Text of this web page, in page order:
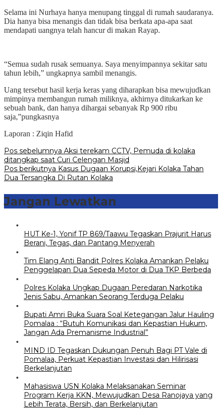
Selama ini Nurhaya hanya menupang tinggal di rumah saudaranya.
Dia hanya bisa menangis dan tidak bisa berkata apa-apa saat
mendapati uangnya telah hancur di makan Rayap.
“Semua sudah rusak semuanya. Saya menyimpannya sekitar satu
tahun lebih,” ungkapnya sambil menangis.
Uang tersebut hasil kerja keras yang diharapkan bisa mewujudkan
mimpinya membangun rumah miliknya, akhirnya ditukarkan ke
sebuah bank, dan hanya dihargai sebanyak Rp 900 ribu
saja,”pungkasnya
Laporan : Ziqin Hafid
Navigasi
pos
Pos sebelumnya Aksi terekam CCTV, Pemuda di kolaka
ditangkap saat Curi Celengan Masjid
Pos berikutnya Kasus Dugaan Korupsi,Kejari Kolaka Tahan
Dua Tersangka Di Rutan Kolaka
Jangan Lewatkan
HUT Ke-1, Yonif TP 869/Taawu Tegaskan Prajurit Harus
Berani, Tegas, dan Pantang Menyerah
Tim Elang Anti Bandit Polres Kolaka Amankan Pelaku
Penggelapan Dua Sepeda Motor di Dua TKP Berbeda
Polres Kolaka Ungkap Dugaan Peredaran Narkotika
Jenis Sabu, Amankan Seorang Terduga Pelaku
Bupati Amri Buka Suara Soal Ketegangan Jalur Hauling
Pomalaa : “Butuh Komunikasi dan Kepastian Hukum,
Jangan Ada Premanisme Industrial”
MIND ID Tegaskan Dukungan Penuh Bagi PT Vale di
Pomalaa, Perkuat Kepastian Investasi dan Hilirisasi
Berkelanjutan
Mahasiswa USN Kolaka Melaksanakan Seminar
Program Kerja KKN, Mewujudkan Desa Ranojaya yang
Lebih Terata, Bersih, dan Berkelanjutan